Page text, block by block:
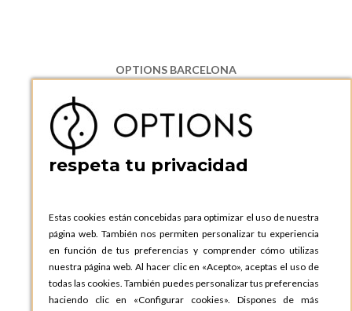
OPTIONS BARCELONA
08130 Santa Perpetua de Moguda, Barcelona
ESPAñA
Teléfono:
+34 935 724 041
OPTIONS BARCELONA SHOWROOM
ESPAñA
Teléfono:+34 935 724 041
OPTIONS MADRID
C. Lucio Emilio Cándido, 6,
28803 Alcalá de Henares, Madrid
respeta tu privacidad
Estas cookies están concebidas para optimizar el uso de nuestra
página web. También nos permiten personalizar tu experiencia
en función de tus preferencias y comprender cómo utilizas
nuestra página web. Al hacer clic en «Acepto», aceptas el uso de
todas las cookies. También puedes personalizar tus preferencias
haciendo clic en «Configurar cookies». Dispones de más